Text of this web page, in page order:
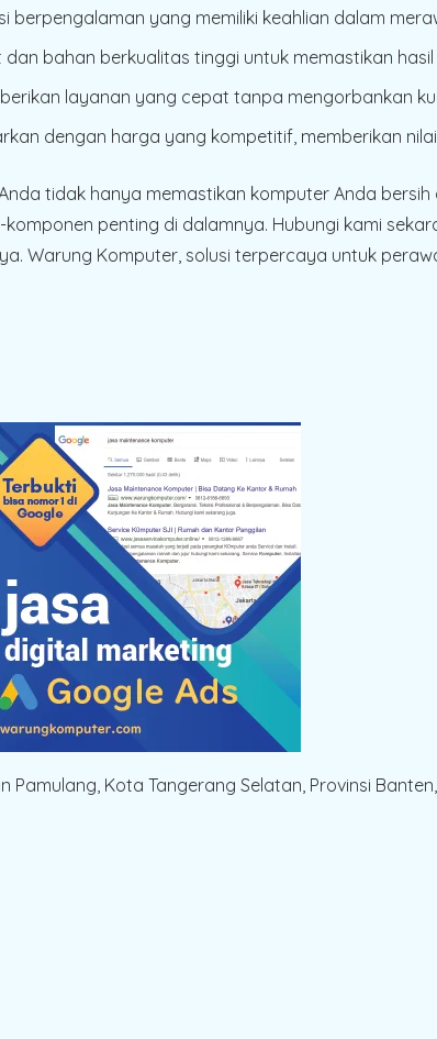
berpengalaman yang memiliki keahlian dalam
dan bahan berkualitas tinggi untuk memastikan
layanan yang cepat tanpa mengorbankan
dengan harga yang kompetitif, memberikan
tidak hanya memastikan komputer Anda
penting di dalamnya. Hubungi kami
Warung Komputer, solusi terpercaya untuk
Kota Tangerang Selatan, Provinsi Banten,